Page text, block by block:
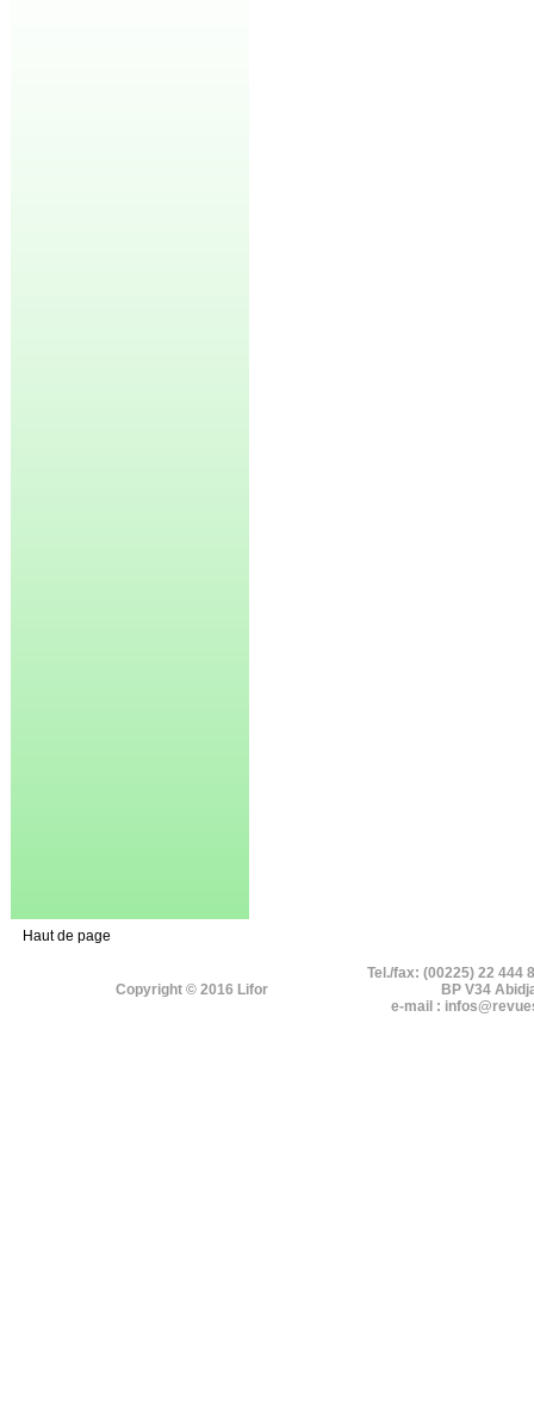
Haut de page
Copyright © 2016 Lifor
Tel./fax: (00225) 22 444
BP V34
e-mail :